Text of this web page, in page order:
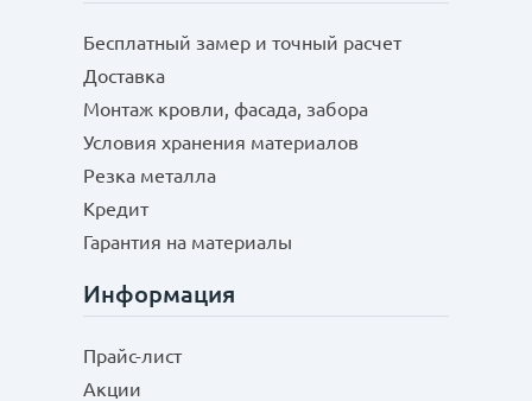
Бесплатный замер и точный расчет
Доставка
Монтаж кровли, фасада, забора
Условия хранения материалов
Резка металла
Кредит
Гарантия на материалы
Информация
Прайс-лист
Акции